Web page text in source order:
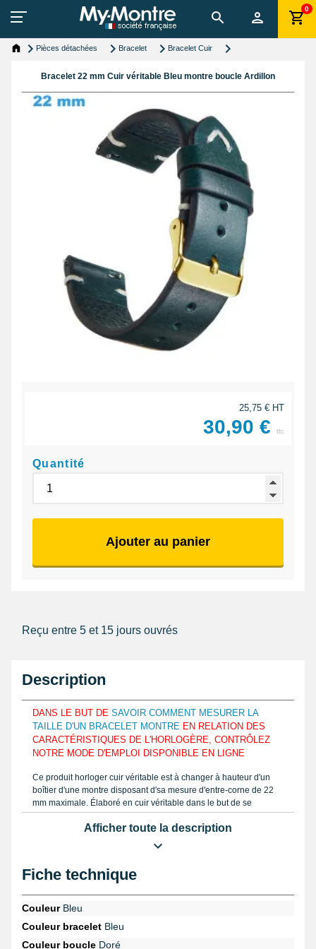
0
Pièces détachées Bracelet Bracelet Cuir
Bracelet 22 mm Cuir véritable Bleu montre boucle Ardillon
25,75 € HT
30,90 € ttc
Quantité
Ajouter au panier
Reçu entre 5 et 15 jours ouvrés
Description
DANS LE BUT DE SAVOIR COMMENT MESURER LA
TAILLE D'UN BRACELET MONTRE EN RELATION DES
CARACTÉRISTIQUES DE L'HORLOGÈRE, CONTRÔLEZ
NOTRE MODE D'EMPLOI DISPONIBLE EN LIGNE
Ce produit horloger cuir véritable est à changer à hauteur d'un
boîtier d'une montre disposant d'sa mesure d'entre-corne de 22
mm maximale. Élaboré en cuir véritable dans le but de se
combiner aux formes d'un poignet et de le maintenir
correctement. Mesurez la largeur au moyen d'unpied à coulisse
ou une règle graduée tel que le tutoriel gratuitement
montre à disposer. Le bracelet de montre 22 mm est composé à
l'aide de cuir véritable.
Une pompe pour montre
pose plastique réparation bracelet montre
catégorieoutil horloger
Afficher toute la description
Fiche technique
CouleurBleu
Couleur bracelet Bleu
Couleur boucle Doré